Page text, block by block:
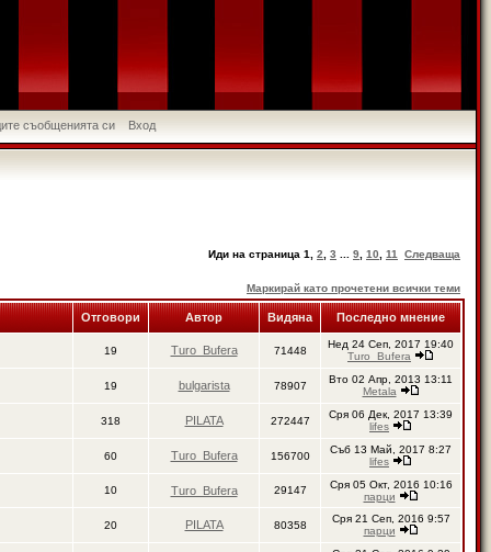
съобщенията си Вход
Иди на страница 1 2 3 9 10 11 Следваща
Маркирай като прочетени всички теми
Отговори Автор Видяна Последно мнение
19 Turo_Bufera 71448
Нед 24 Сеп, 2017 19:40
Turo_Bufera
19 bulgarista 78907
Вто 02 Апр, 2013 13:11
Metala
318 PILATA 272447
Сря 06 Дек, 2017 13:39
lifes
60 Turo_Bufera 156700
Съб 13 Май, 2017 8:27
lifes
10 Turo_Bufera 29147
Сря 05 Окт, 2016 10:16
парци
20 PILATA 80358
Сря 21 Сеп, 2016 9:57
парци